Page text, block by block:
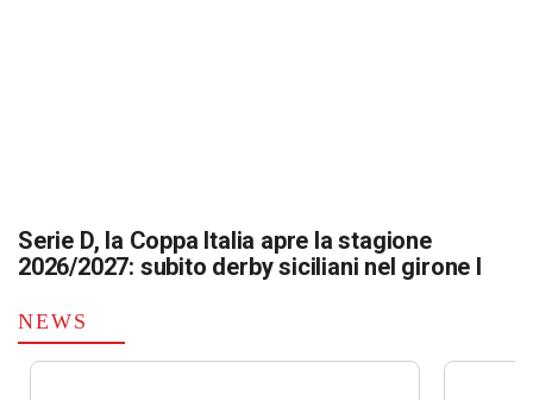
Serie D, la Coppa Italia apre la stagione
2026/2027: subito derby siciliani nel girone I
NEWS